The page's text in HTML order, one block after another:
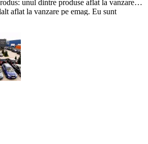
unul dintre produse aflat la vanzare
aflat la vanzare pe emag. Eu sunt
face profit si ca procesul natural este de